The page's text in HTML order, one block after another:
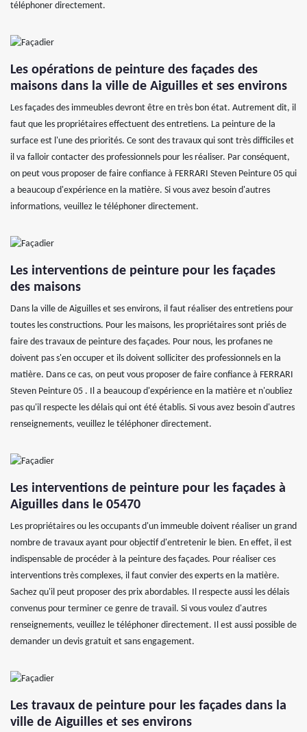
téléphoner directement.
Les opérations de peinture des façades des
maisons dans la ville de Aiguilles et ses environs
Les façades des immeubles devront être en très bon état. Autrement dit, il
faut que les propriétaires effectuent des entretiens. La peinture de la
surface est l'une des priorités. Ce sont des travaux qui sont très difficiles et
il va falloir contacter des professionnels pour les réaliser. Par conséquent,
on peut vous proposer de faire confiance à FERRARI Steven Peinture 05 qui
a beaucoup d'expérience en la matière. Si vous avez besoin d'autres
informations, veuillez le téléphoner directement.
Les interventions de peinture pour les façades
des maisons
Dans la ville de Aiguilles et ses environs, il faut réaliser des entretiens pour
toutes les constructions. Pour les maisons, les propriétaires sont priés de
faire des travaux de peinture des façades. Pour nous, les profanes ne
doivent pas s'en occuper et ils doivent solliciter des professionnels en la
matière. Dans ce cas, on peut vous proposer de faire confiance à FERRARI
Steven Peinture 05 . Il a beaucoup d'expérience en la matière et n'oubliez
pas qu'il respecte les délais qui ont été établis. Si vous avez besoin d'autres
renseignements, veuillez le téléphoner directement.
Les interventions de peinture pour les façades à
Aiguilles dans le 05470
Les propriétaires ou les occupants d'un immeuble doivent réaliser un grand
nombre de travaux ayant pour objectif d'entretenir le bien. En effet, il est
indispensable de procéder à la peinture des façades. Pour réaliser ces
interventions très complexes, il faut convier des experts en la matière.
Sachez qu'il peut proposer des prix abordables. Il respecte aussi les délais
convenus pour terminer ce genre de travail. Si vous voulez d'autres
renseignements, veuillez le téléphoner directement. Il est aussi possible de
demander un devis gratuit et sans engagement.
Les travaux de peinture pour les façades dans la
ville de Aiguilles et ses environs